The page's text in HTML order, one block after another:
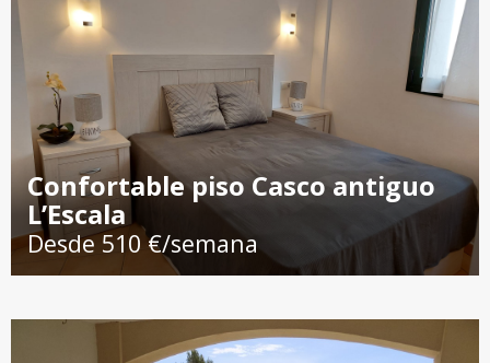
Confortable piso Casco antiguo
L’Escala
Desde 510 €/semana